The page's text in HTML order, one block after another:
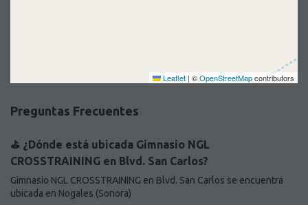
Leaflet | ©OpenStreetMapcontributors
Preguntas Frecuentes
⛳️ ¿Dónde está ubicada Gimnasio NGL
CROSSTRAINING en Blvd. San Carlos?
Gimnasio NGL CROSSTRAINING en Blvd. San Carlos se encuentra
ubicada en Nogales (Sonora)